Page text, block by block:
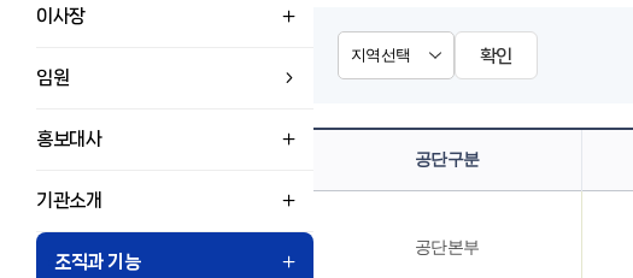
이사장
임원
홍보대사
기관소개
조직과 기능
확인
공단구분
공단본부